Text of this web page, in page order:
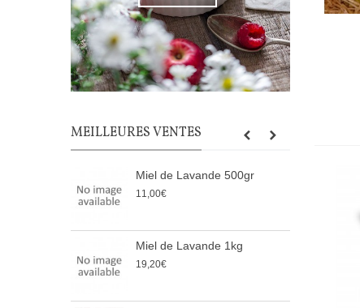
MEILLEURES VENTES
Miel de Lavande 500gr
11,00€
Miel de Lavande 1kg
19,20€